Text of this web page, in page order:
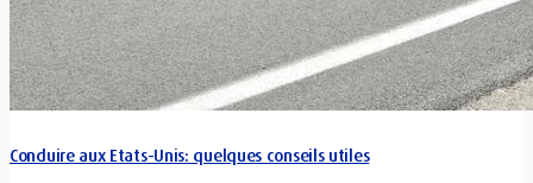
Conduire aux Etats-Unis: quelques conseils utiles